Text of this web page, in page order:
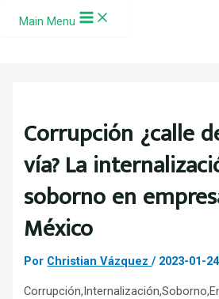
Ir al contenido
Main Menu
Corrupción ¿calle
vía? La
soborno en
México
Por Christian Vázquez/ 2023-01-24